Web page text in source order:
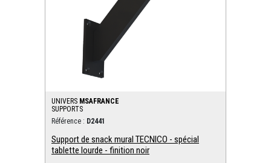
UNIVERS MSAFRANCE
SUPPORTS
Référence : D2441
Support de snack mural TECNICO - spécial
tablette lourde - finition noir